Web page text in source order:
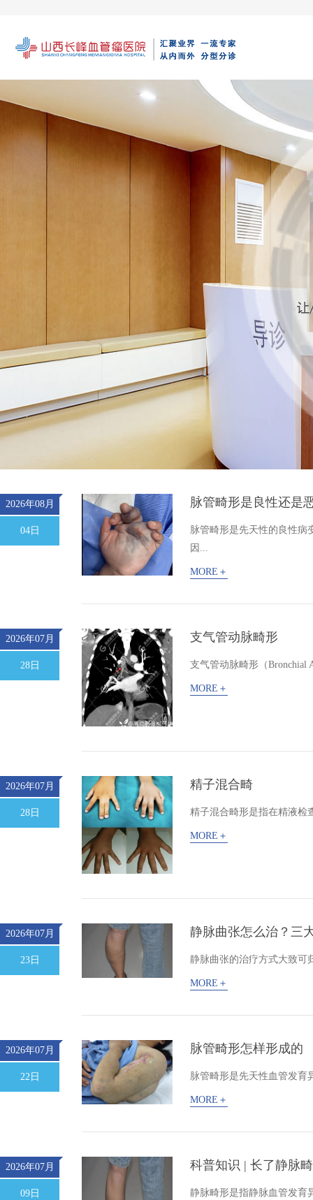
2026年08月
04日
脉管畸形是良性还是
脉管畸形是先天性的良性病
因...
MORE＋
2026年07月
28日
支气管动脉畸形
支气管动脉畸形（Bronchial
MORE＋
2026年07月
28日
精子混合畸
精子混合畸形‌是指在精液检
MORE＋
2026年07月
23日
静脉曲张怎么治？三
静脉曲张的治疗方式大致可
MORE＋
2026年07月
22日
脉管畸形怎样形成的
脉管畸形是先天性血管发育
MORE＋
2026年07月
09日
科普知识 | 长了静脉
静脉畸形是指静脉血管发育